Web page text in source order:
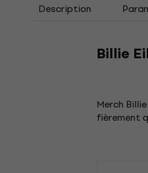
Description
Billie
Merch
fièrement